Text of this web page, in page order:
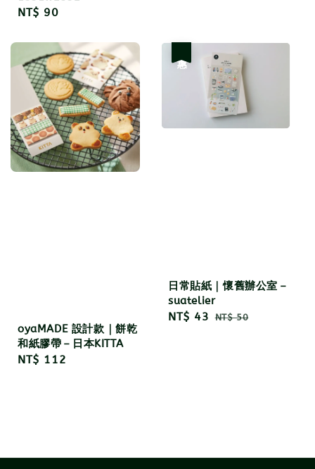
Regular
NT$ 90
oyaMADE 設計款｜餅乾
和紙膠帶－日本KITTA
Regular
NT$ 112
日常貼紙｜懷舊辦公室－
suatelier
Sale
NT$ 43 Regular
NT$ 50